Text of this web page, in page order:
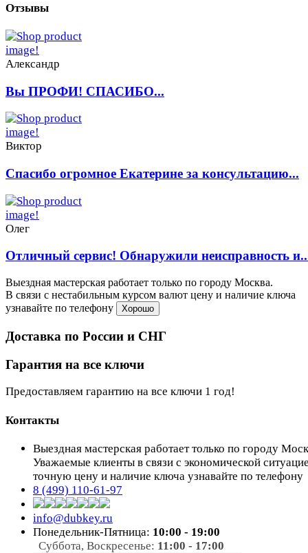
Отзывы
Александр
Вы ПРОФИ! СПАСИБО...
Виктор
Спасибо огромное Екатерине за консультацию...
Олег
Отличный сервис! Обнаружили неисправность
Выездная мастерская работает только по городу Москва.
В связи с нестабильным курсом валют цену и наличие ключа
узнавайте по телефону
Хорошо
Доставка по России и СНГ
Гарантия на все ключи
Предоставляем гарантию на все ключи 1 год!
Контакты
Выездная мастерская работает только по городу
Уважаемые клиенты в связи с экономической
точную цену и наличие ключа узнавайте по телефону
8 (499) 110-61-97
info@dubkey.ru
Понедельник-Пятница: 10:00 - 19:00
Суббота, Воскресенье: 11:00 - 17:00